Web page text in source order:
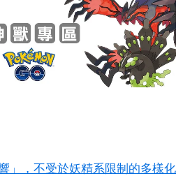
」，不受於妖精系限制的多樣化